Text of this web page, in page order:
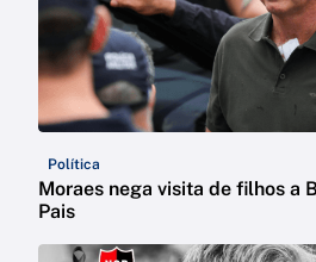
Política
Moraes nega visita de filhos a
Pais